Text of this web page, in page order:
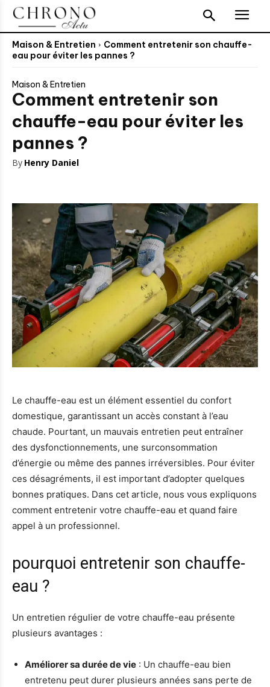
Maison & Entretien
Comment entretenir son chauffe-
eau pour éviter les pannes ?
Maison & Entretien
Comment entretenir son
chauffe-eau pour éviter les
pannes ?
By Henry Daniel
Le chauffe-eau est un élément essentiel du confort
domestique, garantissant un accès constant à l’eau
chaude. Pourtant, un mauvais entretien peut entraîner
des dysfonctionnements, une surconsommation
d’énergie ou même des pannes irréversibles. Pour éviter
ces désagréments, il est important d’adopter quelques
bonnes pratiques. Dans cet article, nous vous expliquons
comment entretenir votre chauffe-eau et quand faire
appel à un professionnel.
pourquoi entretenir son chauffe-
eau ?
Un entretien régulier de votre chauffe-eau présente
plusieurs avantages :
Améliorer sa durée de vie : Un chauffe-eau bien
entretenu peut durer plusieurs années sans perte de